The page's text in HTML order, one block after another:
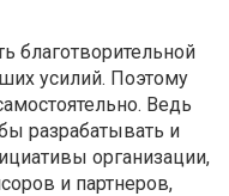
благотворительной
усилий. Поэтому
Ведь
разрабатывать и
организации,
и партнеров,